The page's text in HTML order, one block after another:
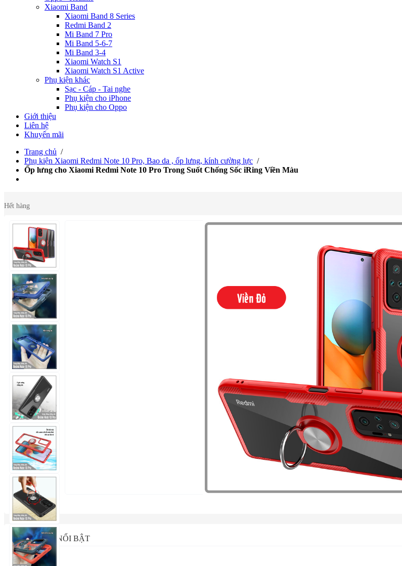
Xiaomi Band
Xiaomi Band 8 Series
Redmi Band 2
Mi Band 7 Pro
Mi Band 5-6-7
Mi Band 3-4
Xiaomi Watch S1
Xiaomi Watch S1 Active
Phụ kiện khác
Sạc - Cáp - Tai nghe
Phụ kiện cho iPhone
Phụ kiện cho Oppo
Giới thiệu
Liên hệ
Khuyến mãi
Trang chủ /
Phụ kiện Xiaomi Redmi Note 10 Pro, Bao da , ốp lưng, kính cường lực /
Ốp lưng cho Xiaomi Redmi Note 10 Pro Trong Suốt Chống Sốc iRing Viền Màu
Hết hàng
ĐẶC ĐIỂM NỔI BẬT